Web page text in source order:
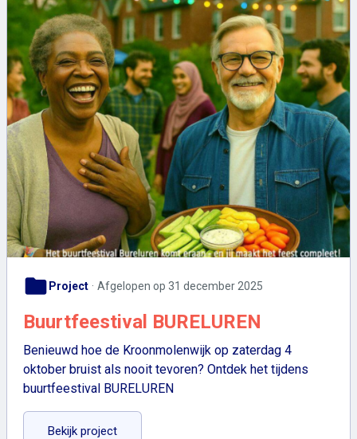
folder Project Afgelopen op 31 december 2025
Buurtfeestival BURELUREN
Benieuwd hoe de Kroonmolenwijk op zaterdag 4
oktober bruist als nooit tevoren? Ontdek het tijdens
buurtfeestival BURELUREN
Bekijk project: Buurtfeestival BURELUREN